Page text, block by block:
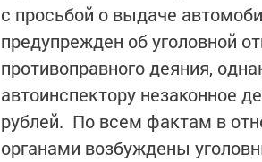
с просьбой о выдаче
предупрежден об уголовной
противоправного деяния,
автоинспектору незаконное
рублей. По всем фактам в
органами возбуждены